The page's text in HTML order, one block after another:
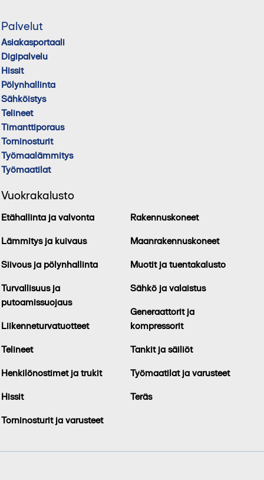
Palvelut
Asiakasportaali
Digipalvelu
Hissit
Pölynhallinta
Sähköistys
Telineet
Timanttiporaus
Torninosturit
Työmaalämmitys
Työmaatilat
Vuokrakalusto
Etähallinta ja valvonta
Lämmitys ja kuivaus
Siivous ja pölynhallinta
Turvallisuus ja
putoamissuojaus
Liikenneturvatuotteet
Telineet
Henkilönostimet ja trukit
Hissit
Torninosturit ja varusteet
Rakennuskoneet
Maanrakennuskoneet
Muotit ja tuentakalusto
Sähkö ja valaistus
Generaattorit ja
kompressorit
Tankit ja säiliöt
Työmaatilat ja varusteet
Teräs